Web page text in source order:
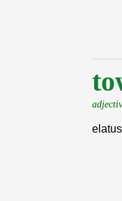
elatus